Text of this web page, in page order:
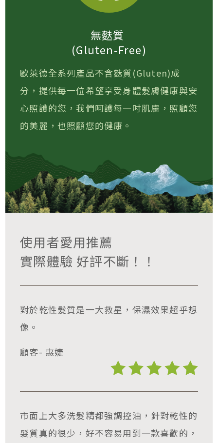
無麩質
(Gluten-Free)
歐萊德全系列產品不含麩質(Gluten)成
分，提供每一位希望享受身體髮膚健康與安
心照護的您，我們呵護每一吋肌膚，照顧您
的美麗，也照顧您的健康。
使用者愛用推薦
實際體驗 好評不斷！！
對於乾性髮質是一大救星，保濕效果超乎想
像。
顧客- 惠婕
市面上大多洗髮精都強調控油，針對乾性的
髮質真的很少，好不容易用到一款喜歡的，